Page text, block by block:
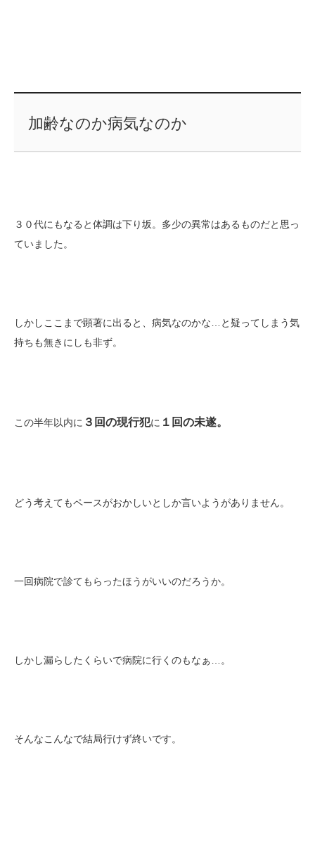
加齢なのか病気なのか
３０代にもなると体調は下り坂。多少の異常はあるものだと思っ
ていました。
しかしここまで顕著に出ると、病気なのかな…と疑ってしまう気
持ちも無きにしも非ず。
この半年以内に ３回の現行犯に １回の未遂。
どう考えてもペースがおかしいとしか言いようがありません。
一回病院で診てもらったほうがいいのだろうか。
しかし漏らしたくらいで病院に行くのもなぁ…。
そんなこんなで結局行けず終いです。